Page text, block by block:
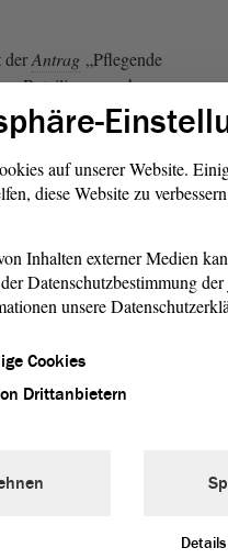
derAntrag „Pflegende
- Beteiligung verbessern,
Pflege in der Häuslichkeit
der Koalitionsfraktionen in
Dazu gibt es einen
§ 37 der GO.LT in der
stimmen wir zuerst
ab. Wer diesem
sein Kartenzeichen. - Das
ist dagegen? - Die
Wer enthält sich der
BÜNDNIS 90/DIE
Damit ist der
angenommen worden
eine Abstimmung über den
auf unserer Website.
diese Website zu
Inhalten externer Medien
Datenschutzbestimmung
unsere
Cookies
Drittanbietern